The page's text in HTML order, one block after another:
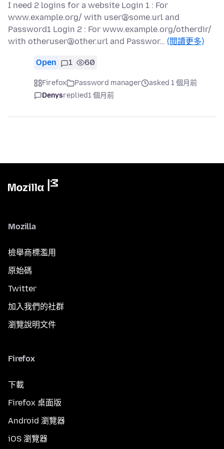
I need 2 logins for a website Login 1 : For
www.example.org/ with user@some.url and
Password1 Login 2 : For www.example.org/otherdir/
with otheruser@other.url and Passwor… (閱讀更多)
Open 1 60
Firefox Password manager
asked 1 個月前
Denysreplied1 個月前
Mozilla
檢舉商標濫用
原始碼
Twitter
加入我們的社群
瀏覽說明文件
Firefox
下載
Firefox 桌面版
Android 瀏覽器
iOS 瀏覽器